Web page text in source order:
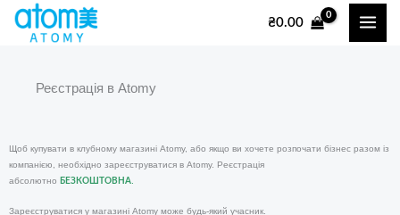
Перейти
₴0.00
Реєстрація в Atomy
Щоб купувати в клубному магазині Atomy, або якщо ви хочете розпочати бізнес разом із
компанією, необхідно зареєструватися в Atomy. Реєстрація
абсолютно БЕЗКОШТОВНА
Зареєструватися у магазині Atomy може будь-який учасник.